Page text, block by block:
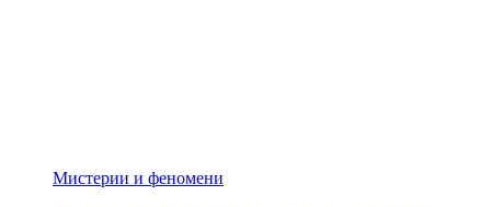
Мистерии и феномени